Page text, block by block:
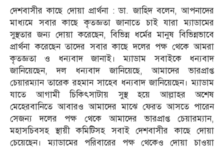
দেশবাসীর কাছে দোয়া প্রার্থনা : ডা. জাহিদ বলেন, আপনাদের
মাধ্যমে সবার কাছে কৃতজ্ঞতা জানাতে চাই যারা ম্যাডামের
সুস্থতার জন্য দোয়া করেছেন, বিভিন্ন ধর্মের মানুষ বিভিন্নভাবে
প্রার্থনা করেছেন তাদের সবার কাছে দলের পক্ষ থেকে আমরা
কৃতজ্ঞতা ও ধন্যবাদ জানাই। ম্যাডাম সবাইকে ধন্যবাদ
জানিয়েছেন, দল ধন্যবাদ জানিয়েছে, আমাদের ভারপ্রাপ্ত
চেয়ারম্যান তারেক রহমান সাহেব ধন্যবাদ জানিয়েছেন। ম্যাডাম
যাতে আগামী চিকিৎসাটায় সুস্থ হয়ে আল্লাহর অশেষ
মেহেরবানিতে আবারও আমাদের মাঝে ফেরত আসতে পারেন
সেজন্য দলের পক্ষ থেকে আমাদের ভারপ্রাপ্ত চেয়ারম্যান,
মহাসচিবসহ স্থায়ী কমিটিসহ সবাই দেশবাসীর কাছে দোয়া
চেয়েছেন। ম্যাডামের পরিবারের পক্ষ থেকেও দোয়া চাওয়া